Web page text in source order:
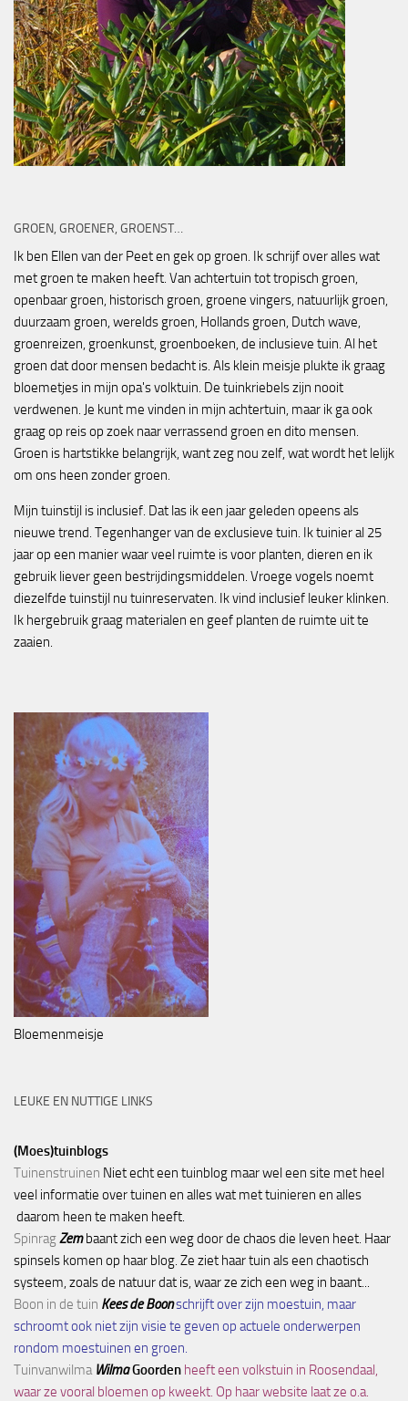
GROEN, GROENER, GROENST…
Ik ben Ellen van der Peet en gek op groen. Ik schrijf over alles wat
met groen te maken heeft. Van achtertuin tot tropisch groen,
openbaar groen, historisch groen, groene vingers, natuurlijk groen,
duurzaam groen, werelds groen, Hollands groen, Dutch wave,
groenreizen, groenkunst, groenboeken, de inclusieve tuin. Al het
groen dat door mensen bedacht is. Als klein meisje plukte ik graag
bloemetjes in mijn opa's volktuin. De tuinkriebels zijn nooit
verdwenen. Je kunt me vinden in mijn achtertuin, maar ik ga ook
graag op reis op zoek naar verrassend groen en dito mensen.
Groen is hartstikke belangrijk, want zeg nou zelf, wat wordt het lelijk
om ons heen zonder groen.
Mijn tuinstijl is inclusief. Dat las ik een jaar geleden opeens als
nieuwe trend. Tegenhanger van de exclusieve tuin. Ik tuinier al 25
jaar op een manier waar veel ruimte is voor planten, dieren en ik
gebruik liever geen bestrijdingsmiddelen. Vroege vogels noemt
diezelfde tuinstijl nu tuinreservaten. Ik vind inclusief leuker klinken.
Ik hergebruik graag materialen en geef planten de ruimte uit te
zaaien.
Bloemenmeisje
LEUKE EN NUTTIGE LINKS
(Moes)tuinblogs
Tuinenstruinen Niet echt een tuinblog maar wel een site met heel
veel informatie over tuinen en alles wat met tuinieren en alles
daarom heen te maken heeft.
SpinragZem baant zich een weg door de chaos die leven heet. Haar
spinsels komen op haar blog. Ze ziet haar tuin als een chaotisch
systeem, zoals de natuur dat is, waar ze zich een weg in baant...
Boon in de tuin Kees de Boonschrijft over zijn moestuin, maar
schroomt ook niet zijn visie te geven op actuele onderwerpen
rondom moestuinen en groen.
Tuinvanwilma WilmaGoorden heeft een volkstuin in Roosendaal,
waar ze vooral bloemen op kweekt. Op haar website laat ze o.a.